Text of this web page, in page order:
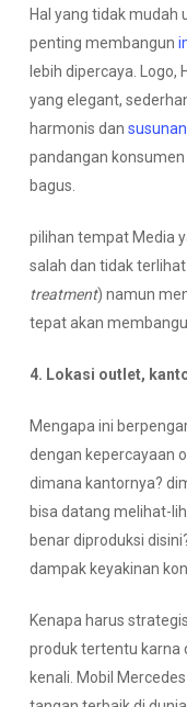
Hal yang tidak mudah
penting membangun
lebih dipercaya. Logo,
yang elegant,
harmonis dan
pandangan
bagus.
pilihan tempat Media
salah dan tidak
treatment) namun
tepat akan
4. Lokasi outlet,
Mengapa ini
dengan kepercayaan
dimana kantornya?
bisa datang melihat-
benar diproduksi
dampak keyakinan
Kenapa harus
produk tertentu karna
kenali. Mobil